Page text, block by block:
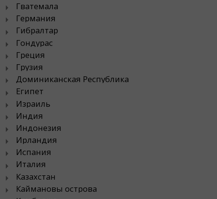
Гватемала
Германия
Гибралтар
Гондурас
Греция
Грузия
Доминиканская Республика
Египет
Израиль
Индия
Индонезия
Ирландия
Испания
Италия
Казахстан
Каймановы острова